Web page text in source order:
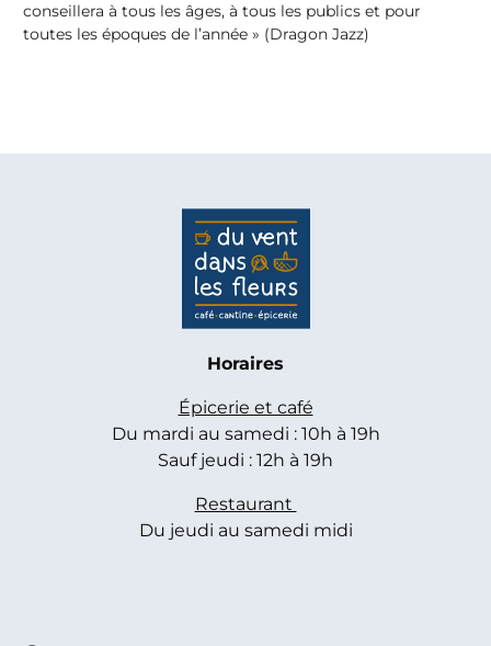
conseillera à tous les âges, à tous les publics et pour
toutes les époques de l’année » (Dragon Jazz)
Horaires
Épicerie et café
Du mardi au samedi : 10h à 19h
Sauf jeudi : 12h à 19h
Restaurant
Du jeudi au samedi midi